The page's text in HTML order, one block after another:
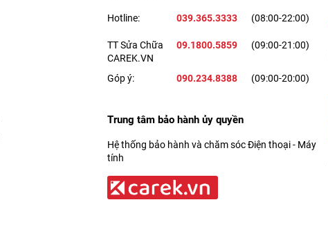
Hotline: 039.365.3333 (08:00-22:00)
TT Sửa Chữa
CAREK.VN
09.1800.5859 (09:00-21:00)
Góp ý: 090.234.8388 (09:00-20:00)
Trung tâm bảo hành ủy quyền
Hệ thống bảo hành và chăm sóc Điện thoại - Máy
tính